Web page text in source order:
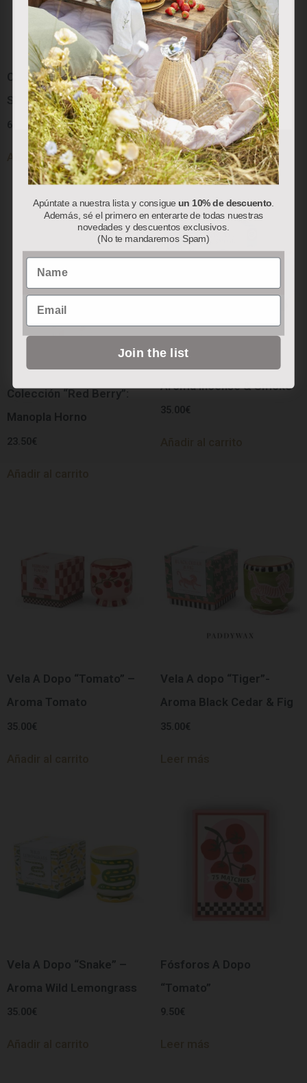
Colección “Red Berry”:
Servilletas de Papel
6.50 €
Añadir al carrito
Colección “Red Berry”:
Bolsa Térmica
78.00€
Añadir al carrito
Colección “Red Berry”:
Manopla Horno
23.50€
Aroma Incense & Smoke
35.00€
Vela A Dopo “Tomato” –
Aroma Tomato
35.00€
Vela A dopo “Tiger”-
Aroma Black Cedar & Fig
35.00€
Vela A Dopo “Snake” –
Aroma Wild Lemongrass
35.00€
Fósforos A Dopo
“Tomato”
9.50€
sus preferencias en base a un perfil elaborado a partir de
sus hábitos de navegación (por ejemplo, páginas
visitadas). Puede obtener más información y configurar
sus preferencias.
Aceptar Rechazar Personalizar
Apúntate a nuestra lista y consigue un 10% de descuento
Además, sé el primero en enterarte de todas nuestras
novedades y descuentos exclusivos.
(No te mandaremos Spam)
Name
Email
Join the list